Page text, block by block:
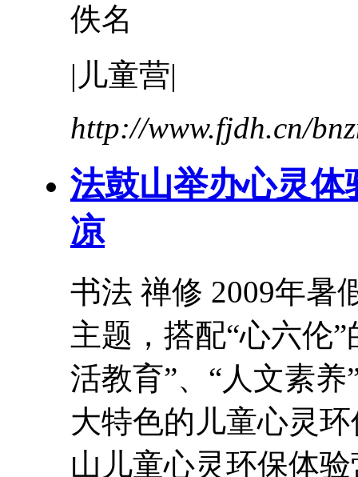
佚名
|儿童营|
http://www.fjdh.cn/
法鼓山举办心灵体
凉
书法 禅修 2009年暑
主题，搭配“心六伦
活教育”、“人文素养
大特色的儿童心灵环
山儿童心灵环保体